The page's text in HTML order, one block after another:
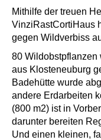
Mithilfe der treuen
VinziRastCortiHaus
gegen Wildverbiss
80 Wildobstpflanzen
aus Klosteneuburg
Badehütte wurde
andere Erdarbeiten
(800 m2) ist in
darunter bereiten
Und einen kleinen,